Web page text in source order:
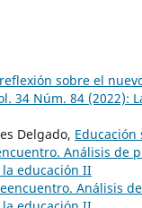
sobre el
34 Núm. 84 (2022):
Delgado,
Análisis de
educación II
Análisis